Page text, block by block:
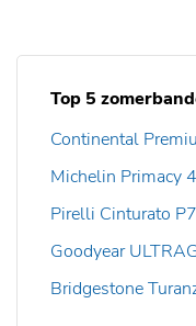
Top 5
Continental
Michelin Primacy 4
Pirelli Cinturato P7
Goodyear
Bridgestone